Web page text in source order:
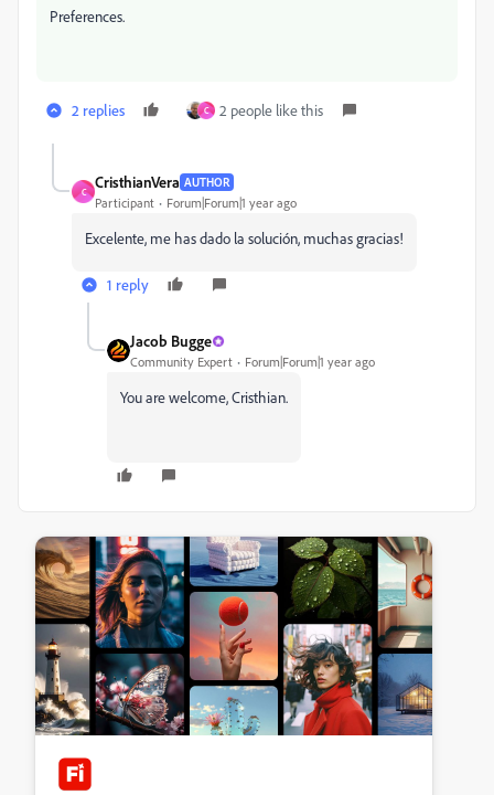
Preferences.
2 replies C 2 people like this
C
CristhianVera AUTHOR
Participant Forum|Forum|1 year ago
Excelente, me has dado la solución, muchas gracias!
1 reply
Jacob Bugge
Community Expert Forum|Forum|1 year ago
You are welcome, Cristhian.